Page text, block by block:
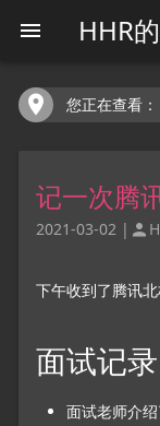
 HHR
 您正在查看
记一次腾
2021-03-02 | 
下午收到了腾讯
面试记录
面试老师介